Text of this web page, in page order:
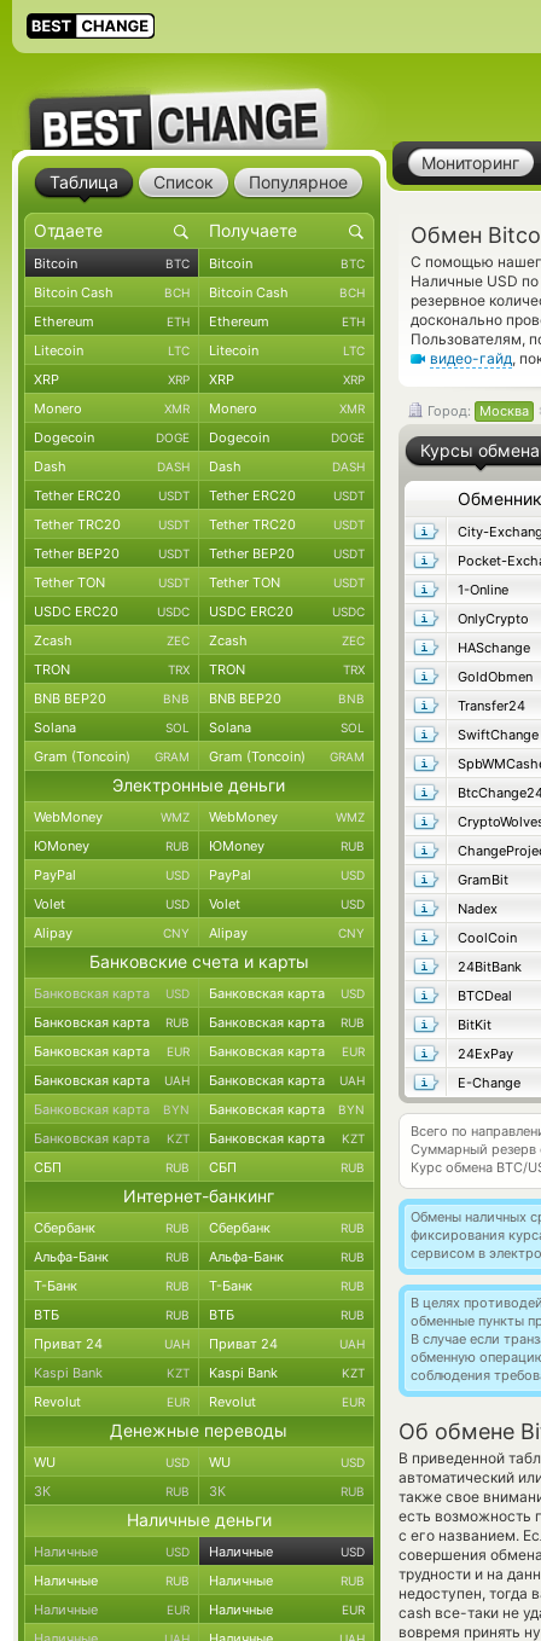
Мониторинг
Обмен
С помощью
Наличные USD
резервное
досконально
Пользователям,
видео-гайд,
Город: Москва
Курсы обмена
Обменник
City-
Pocket-
1-Online
OnlyCrypto
HASchange
GoldObmen
Transfer24
SwiftChange
GramBit
Nadex
CoolCoin
24BitBank
BTCDeal
BitKit
24ExPay
E-Change
Всего по
Суммарный резерв
Курс обмена BTC/
Обмены наличных
фиксирования
сервисом в
В целях
обменные пункты
В случае если
обменную
соблюдения
Об обмене
В приведенной
автоматический
также свое
есть возможность
с его названием.
совершения
трудности и на
недоступен,
cash все-таки не
вовремя принять
Таблица Список Популярное
Bitcoin BTC Bitcoin BTC
Bitcoin Cash BCH Bitcoin Cash BCH
Ethereum ETH Ethereum ETH
Litecoin LTC Litecoin LTC
XRP XRP XRP XRP
Monero XMR Monero XMR
Dogecoin DOGE Dogecoin DOGE
Dash DASH Dash DASH
Tether ERC20 USDT Tether ERC20 USDT
Tether TRC20 USDT Tether TRC20 USDT
Tether BEP20 USDT Tether BEP20 USDT
Tether TON USDT Tether TON USDT
USDC ERC20 USDC USDC ERC20 USDC
Zcash ZEC Zcash ZEC
TRON TRX TRON TRX
BNB BEP20 BNB BNB BEP20 BNB
Solana SOL Solana SOL
Gram (Toncoin) GRAM Gram (Toncoin) GRAM
Электронные деньги
WebMoney WMZ WebMoney WMZ
ЮMoney RUB ЮMoney RUB
PayPal USD PayPal USD
Volet USD Volet USD
Alipay CNY Alipay CNY
Банковские счета и карты
Банковская карта USD Банковская карта USD
Банковская карта RUB Банковская карта RUB
Банковская карта EUR Банковская карта EUR
Банковская карта UAH Банковская карта UAH
Банковская карта BYN Банковская карта BYN
Банковская карта KZT Банковская карта KZT
СБП RUB СБП RUB
Интернет-банкинг
Сбербанк RUB Сбербанк RUB
Альфа-Банк RUB Альфа-Банк RUB
Т-Банк RUB Т-Банк RUB
ВТБ RUB ВТБ RUB
Приват 24 UAH Приват 24 UAH
Kaspi Bank KZT Kaspi Bank KZT
Revolut EUR Revolut EUR
Денежные переводы
WU USD WU USD
ЗК RUB ЗК RUB
Наличные деньги
Наличные USD Наличные USD
Наличные RUB Наличные RUB
Наличные EUR Наличные EUR